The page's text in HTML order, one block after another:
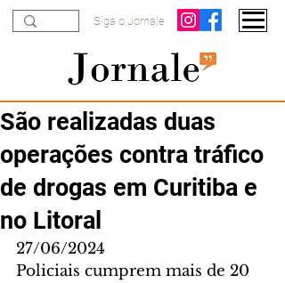
Siga o Jornale
São realizadas duas
operações contra tráfico
de drogas em Curitiba e
no Litoral
27/06/2024
Policiais cumprem mais de 20